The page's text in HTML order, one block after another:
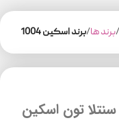
برند ها برند اسکین 1004
تون اسکین